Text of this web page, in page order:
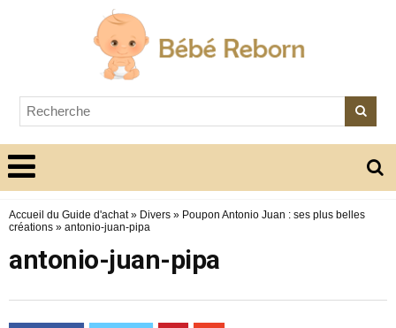
Accueil du Guide d'achat» Divers » Poupon Antonio Juan : ses plus belles
créations » antonio-juan-pipa
antonio-juan-pipa